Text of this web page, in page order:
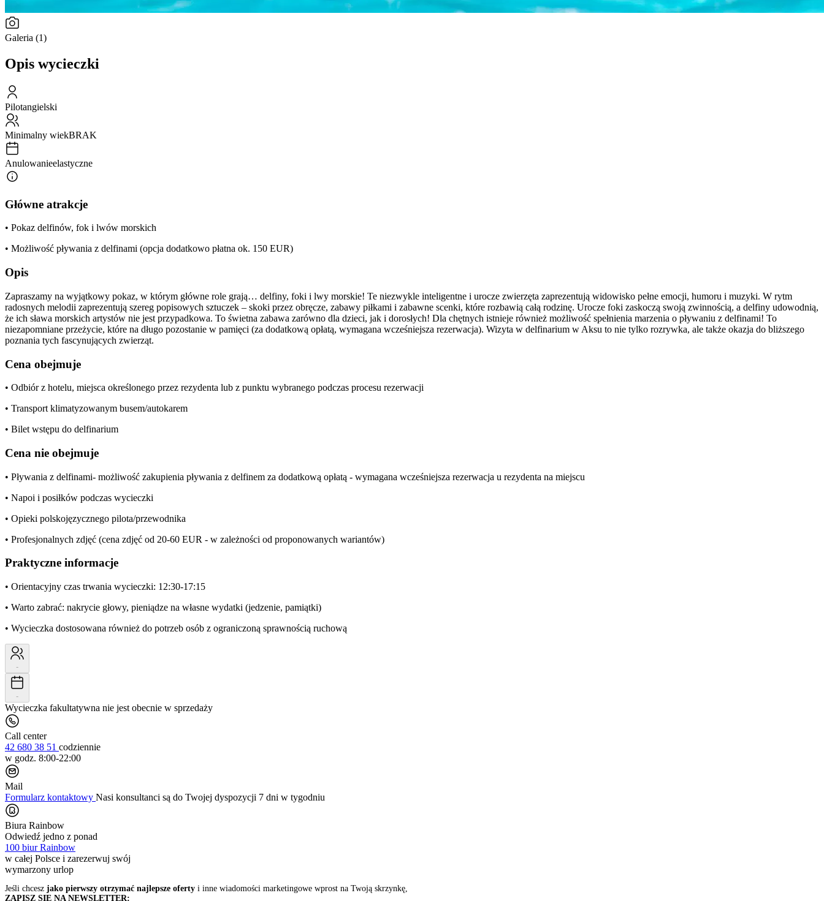
Galeria (1)
Opis wycieczki
Pilotangielski
Minimalny wiekBRAK
Anulowanieelastyczne
Główne atrakcje
• Pokaz delfinów, fok i lwów morskich
• Możliwość pływania z delfinami (opcja dodatkowo płatna ok. 150 EUR)
Opis
Zapraszamy na wyjątkowy pokaz, w którym główne role grają… delfiny, foki i lwy morskie! Te niezwykle inteligentne i urocze zwierzęta zaprezentują widowisko pełne emocji, humoru i muzyki. W rytm
radosnych melodii zaprezentują szereg popisowych sztuczek – skoki przez obręcze, zabawy piłkami i zabawne scenki, które rozbawią całą rodzinę. Urocze foki zaskoczą swoją zwinnością, a delfiny udowodnią,
że ich sława morskich artystów nie jest przypadkowa. To świetna zabawa zarówno dla dzieci, jak i dorosłych! Dla chętnych istnieje również możliwość spełnienia marzenia o pływaniu z delfinami! To
niezapomniane przeżycie, które na długo pozostanie w pamięci (za dodatkową opłatą, wymagana wcześniejsza rezerwacja). Wizyta w delfinarium w Aksu to nie tylko rozrywka, ale także okazja do bliższego
poznania tych fascynujących zwierząt.
Cena obejmuje
• Odbiór z hotelu, miejsca określonego przez rezydenta lub z punktu wybranego podczas procesu rezerwacji
• Transport klimatyzowanym busem/autokarem
• Bilet wstępu do delfinarium
Cena nie obejmuje
• Pływania z delfinami- możliwość zakupienia pływania z delfinem za dodatkową opłatą - wymagana wcześniejsza rezerwacja u rezydenta na miejscu
• Napoi i posiłków podczas wycieczki
• Opieki polskojęzycznego pilota/przewodnika
• Profesjonalnych zdjęć (cena zdjęć od 20-60 EUR - w zależności od proponowanych wariantów)
Praktyczne informacje
• Orientacyjny czas trwania wycieczki: 12:30-17:15
• Warto zabrać: nakrycie głowy, pieniądze na własne wydatki (jedzenie, pamiątki)
• Wycieczka dostosowana również do potrzeb osób z ograniczoną sprawnością ruchową
-
-
Wycieczka fakultatywna nie jest obecnie w sprzedaży
Call center
42 680 38 51 codziennie
w godz. 8:00-22:00
Mail
Formularz kontaktowy Nasi konsultanci są do Twojej dyspozycji 7 dni w tygodniu
Biura Rainbow
Odwiedź jedno z ponad
100 biur Rainbow
w całej Polsce i zarezerwuj swój
wymarzony urlop
Jeśli chcesz jako pierwszy otrzymać najlepsze oferty i inne wiadomości marketingowe wprost na Twoją skrzynkę,
ZAPISZ SIĘ NA NEWSLETTER: